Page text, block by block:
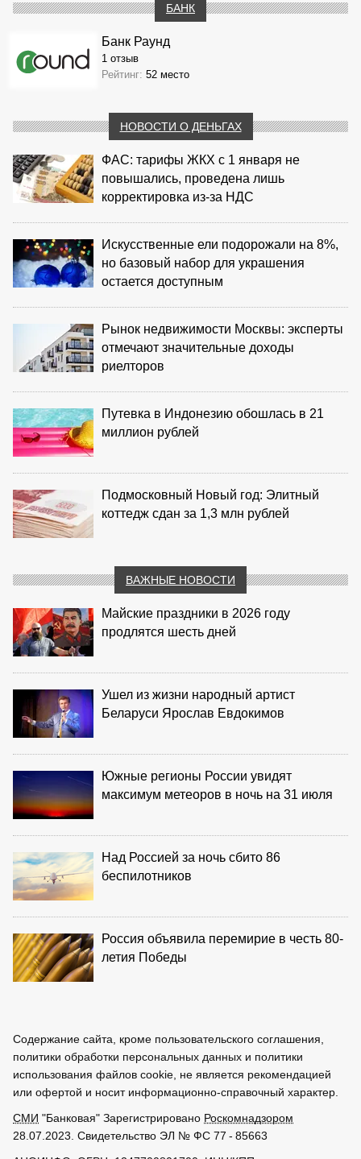
БАНК
Банк Раунд
1 отзыв
Рейтинг: 52 место
НОВОСТИ О ДЕНЬГАХ
ФАС: тарифы ЖКХ с 1 января не
повышались, проведена лишь
корректировка из‑за НДС
Искусственные ели подорожали на 8%,
но базовый набор для украшения
остается доступным
Рынок недвижимости Москвы: эксперты
отмечают значительные доходы
риелторов
Путевка в Индонезию обошлась в 21
миллион рублей
Подмосковный Новый год: Элитный
коттедж сдан за 1,3 млн рублей
ВАЖНЫЕ НОВОСТИ
Майские праздники в 2026 году
продлятся шесть дней
Ушел из жизни народный артист
Беларуси Ярослав Евдокимов
Южные регионы России увидят
максимум метеоров в ночь на 31 июля
Над Россией за ночь сбито 86
беспилотников
Россия объявила перемирие в честь 80-
летия Победы
Содержание сайта, кроме пользовательского соглашения,
политики обработки персональных данных и политики
использования файлов cookie, не является рекомендацией
или офертой и носит информационно-справочный характер.
СМИ "Банковая" Зарегистрировано Роскомнадзором
28.07.2023. Свидетельство ЭЛ № ФС 77 - 85663